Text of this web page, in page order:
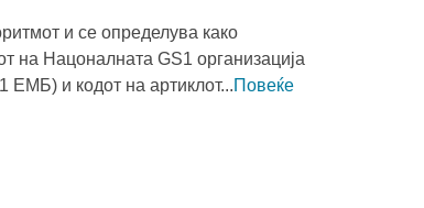
и се определува како
на Нацоналната GS1 организација
ЕМБ) и кодот на артиклот...Повеќе